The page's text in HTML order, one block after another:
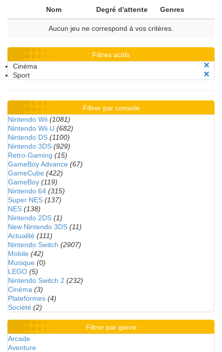
Nom Degré d'attente Genres
Aucun jeu ne correspond à vos critères.
Filtres actifs
Cinéma
Sport
Filtrer par console
Nintendo Wii (1081)
Nintendo Wii U (682)
Nintendo DS (1100)
Nintendo 3DS (929)
Retro-Gaming (15)
GameBoy Advance (67)
GameCube (422)
GameBoy (119)
Nintendo 64 (315)
Super NES (137)
NES (138)
Nintendo 2DS (1)
New Nintendo 3DS (11)
Actualité (111)
Nintendo Switch (2907)
Mobile (42)
Musique (0)
LEGO (5)
Nintendo Switch 2 (232)
Cinéma (3)
Plateformes (4)
Société (2)
Filtrer par genre
Arcade
Aventure